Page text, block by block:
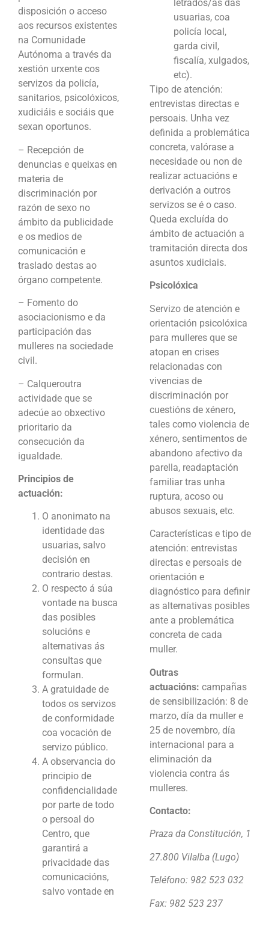
disposición o acceso
aos recursos existentes
na Comunidade
Autónoma a través da
xestión urxente cos
servizos da policía,
sanitarios, psicolóxicos,
xudiciáis e sociáis que
sexan oportunos.
– Recepción de
denuncias e queixas en
materia de
discriminación por
razón de sexo no
ámbito da publicidade
e os medios de
comunicación e
traslado destas ao
órgano competente.
– Fomento do
asociacionismo e da
participación das
mulleres na sociedade
civil.
– Calqueroutra
actividade que se
adecúe ao obxectivo
prioritario da
consecución da
igualdade.
Principios de
actuación:
O anonimato na
identidade das
usuarias, salvo
decisión en
contrario destas.
O respecto á súa
vontade na busca
das posibles
solucións e
alternativas ás
consultas que
formulan.
A gratuidade de
todos os servizos
de conformidade
coa vocación de
servizo público.
A observancia do
principio de
confidencialidade
por parte de todo
o persoal do
Centro, que
garantirá a
privacidade das
comunicacións,
salvo vontade en
letrados/as das
usuarias, coa
policía local,
garda civil,
fiscalía, xulgados,
etc).
Tipo de atención:
entrevistas directas e
persoais. Unha vez
definida a problemática
concreta, valórase a
necesidade ou non de
realizar actuacións e
derivación a outros
servizos se é o caso.
Queda excluída do
ámbito de actuación a
tramitación directa dos
asuntos xudiciais.
Psicolóxica
Servizo de atención e
orientación psicolóxica
para mulleres que se
atopan en crises
relacionadas con
vivencias de
discriminación por
cuestións de xénero,
tales como violencia de
xénero, sentimentos de
abandono afectivo da
parella, readaptación
familiar tras unha
ruptura, acoso ou
abusos sexuais, etc.
Características e tipo de
atención: entrevistas
directas e persoais de
orientación e
diagnóstico para definir
as alternativas posibles
ante a problemática
concreta de cada
muller.
Outras
actuacións: campañas
de sensibilización: 8 de
marzo, día da muller e
25 de novembro, día
internacional para a
eliminación da
violencia contra ás
mulleres.
Contacto:
Praza da Constitución, 1
27.800 Vilalba (Lugo)
Teléfono: 982 523 032
Fax: 982 523 237